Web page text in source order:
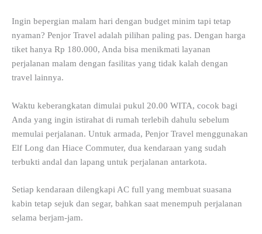
Ingin bepergian malam hari dengan budget minim tapi tetap
nyaman? Penjor Travel adalah pilihan paling pas. Dengan harga
tiket hanya Rp 180.000, Anda bisa menikmati layanan
perjalanan malam dengan fasilitas yang tidak kalah dengan
travel lainnya.
Waktu keberangkatan dimulai pukul 20.00 WITA, cocok bagi
Anda yang ingin istirahat di rumah terlebih dahulu sebelum
memulai perjalanan. Untuk armada, Penjor Travel menggunakan
Elf Long dan Hiace Commuter, dua kendaraan yang sudah
terbukti andal dan lapang untuk perjalanan antarkota.
Setiap kendaraan dilengkapi AC full yang membuat suasana
kabin tetap sejuk dan segar, bahkan saat menempuh perjalanan
selama berjam-jam.